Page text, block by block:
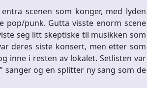
entra scenen som konger, med lyden
punk. Gutta visste enorm scene
seg litt skeptiske til musikken som
deres siste konsert, men etter som
inne i resten av lokalet. Setlisten var
sanger og en splitter ny sang som de